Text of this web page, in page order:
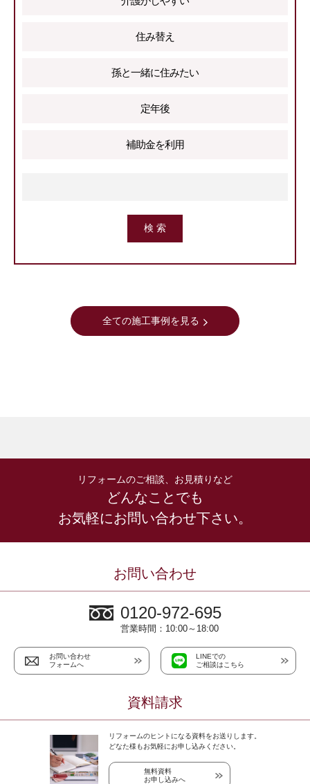
住み替え
孫と⼀緒に住みたい
定年後
補助⾦を利⽤
全ての施工事例を見る
リフォームのご相談、お見積りなど
どんなことでも
お気軽にお問い合わせ下さい。
お問い合わせ
0120-972-695
営業時間：10:00～18:00
お問い合わせ
フォームへ
LINEでの
ご相談はこちら
資料請求
リフォームのヒントになる資料をお送りします。
どなた様もお気軽にお申し込みください。
無料資料
お申し込みへ